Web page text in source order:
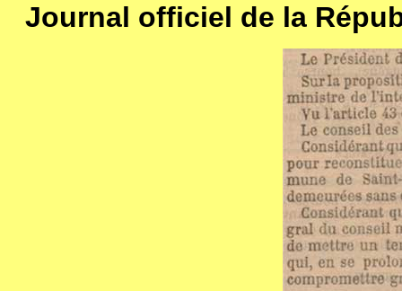
Journal officiel de la